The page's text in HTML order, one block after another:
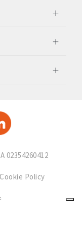
02354260412
Cookie Policy